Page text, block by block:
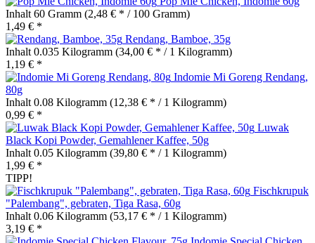
Inhalt 60 Gramm (2,48 € * / 100 Gramm)
1,49 € *
Rendang, Bamboe, 35g
Inhalt 0.035 Kilogramm (34,00 € * / 1 Kilogramm)
1,19 € *
Indomie Mi Goreng Rendang,
80g
Inhalt 0.08 Kilogramm (12,38 € * / 1 Kilogramm)
0,99 € *
Luwak
Black Kopi Powder, Gemahlener Kaffee, 50g
Inhalt 0.05 Kilogramm (39,80 € * / 1 Kilogramm)
1,99 € *
TIPP!
Fischkrupuk
"Palembang", gebraten, Tiga Rasa, 60g
Inhalt 0.06 Kilogramm (53,17 € * / 1 Kilogramm)
3,19 € *